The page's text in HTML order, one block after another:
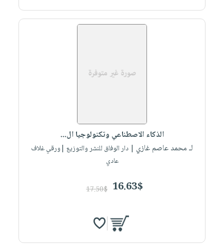
الذكاء الاصطناعي وتكنولوجيا ال...
لـ محمد عاصم غازي | دار الوفاق للنشر والتوزيع |ورقي غلاف
عادي
16.63$
17.50$